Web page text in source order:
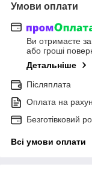
Умови оплати
Ви отримаєте
або гроші
Детальніше
Післяплата
Оплата на
Безготівковий
Всі умови оплати